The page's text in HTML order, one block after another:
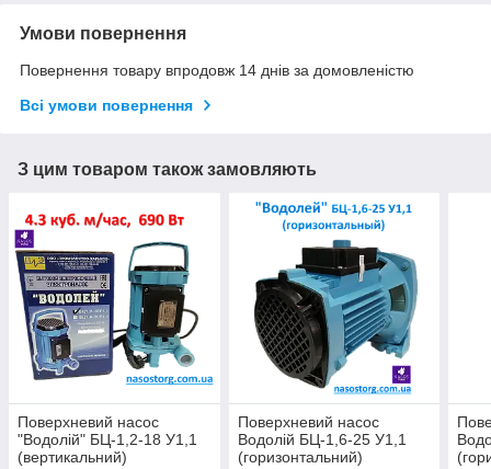
Умови повернення
Повернення товару впродовж 14 днів за домовленістю
Всі умови повернення
З цим товаром також замовляють
Поверхневий насос
"Водолій" БЦ-1,2-18 У1,1
(вертикальний)
Поверхневий насос
Водолій БЦ-1,6-25 У1,1
(горизонтальний)